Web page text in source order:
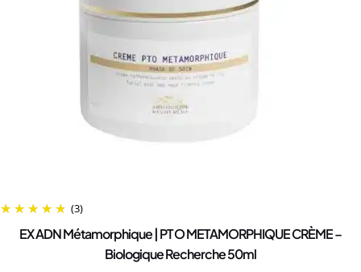
(3)
EX ADN Métamorphique | PTO METAMORPHIQUE CRÈME –
Biologique Recherche 50ml